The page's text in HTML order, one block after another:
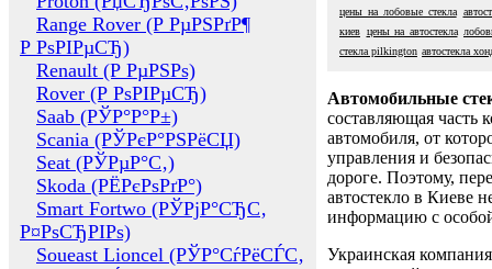
Range Rover (Р РµРЅРґР¶
Р РѕРІРµСЂ)
Renault (Р РµРЅРѕ)
Rover (Р РѕРІРµСЂ)
Saab (РЎР°Р°Р±)
Scania (РЎРєР°РЅРёСЏ)
Seat (РЎРµР°С‚)
Skoda (РЁРєРѕРґР°)
Smart Fortwo (РЎРјР°СЂС‚
Р¤РѕСЂРІРѕ)
Soueast Lioncel (РЎР°СѓРёСЃС‚
цены на лобовые стекла
киев цены на автостекла
стекла pilkington автостекла
Автомобильные
составляющая часть
автомобиля, от
управления и
дороге. Поэтому,
автостекло в Киеве
информацию с
Украинская